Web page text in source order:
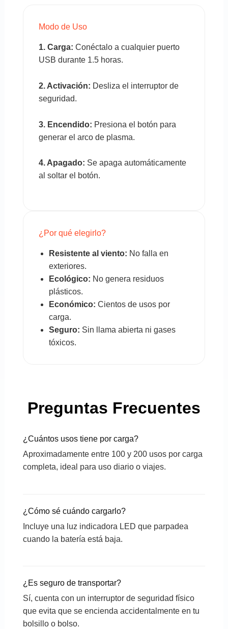
Modo de Uso
1. Carga: Conéctalo a cualquier puerto
USB durante 1.5 horas.
2. Activación: Desliza el interruptor de
seguridad.
3. Encendido: Presiona el botón para
generar el arco de plasma.
4. Apagado: Se apaga automáticamente
al soltar el botón.
¿Por qué elegirlo?
Resistente al viento: No falla en
exteriores.
Ecológico: No genera residuos
plásticos.
Económico: Cientos de usos por
carga.
Seguro: Sin llama abierta ni gases
tóxicos.
Preguntas Frecuentes
¿Cuántos usos tiene por carga?
Aproximadamente entre 100 y 200 usos por carga
completa, ideal para uso diario o viajes.
¿Cómo sé cuándo cargarlo?
Incluye una luz indicadora LED que parpadea
cuando la batería está baja.
¿Es seguro de transportar?
Sí, cuenta con un interruptor de seguridad físico
que evita que se encienda accidentalmente en tu
bolsillo o bolso.